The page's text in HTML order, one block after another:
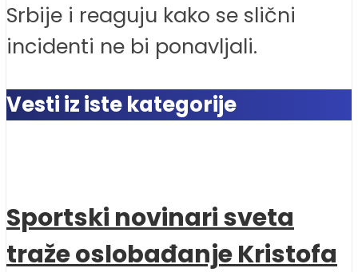
Srbije i reaguju kako se slični
incidenti ne bi ponavljali.
Vesti iz iste kategorije
Sportski novinari sveta
traže oslobađanje Kristofa